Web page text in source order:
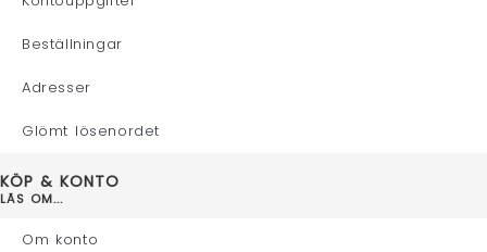
Beställningar
Adresser
Glömt lösenordet
KÖP & KONTO
LÄS OM...
Om konto